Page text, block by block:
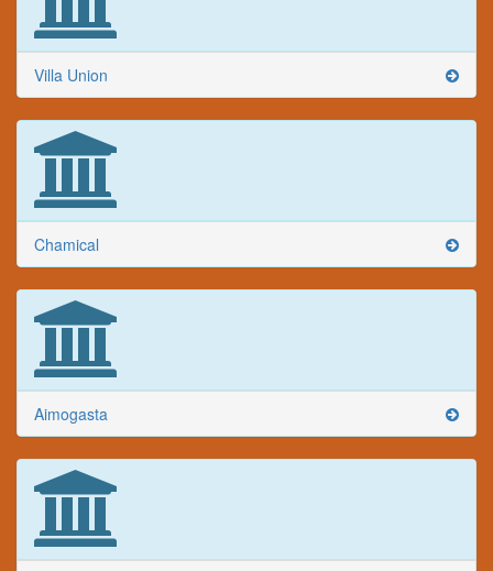
Villa Union
Chamical
Aimogasta